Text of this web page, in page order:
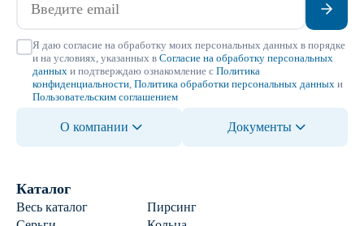
Я даю согласие на обработку моих персональных данных в порядке
и на условиях, указанных в Согласие на обработку персональных
данных и подтверждаю ознакомление с Политика
конфиденциальности, Политика обработки персональных данных и
Пользовательским соглашением
О компании Документы
Каталог
Весь каталог
Пирсинг